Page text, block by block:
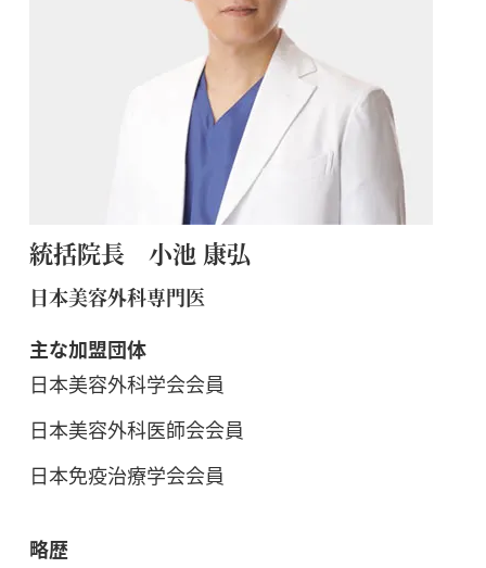
統括院長 小池 康弘
日本美容外科専門医
主な加盟団体
日本美容外科学会会員
日本美容外科医師会会員
日本免疫治療学会会員
略歴